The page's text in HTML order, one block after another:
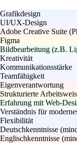
Grafikdesign
UI/UX-Design
Adobe Creative Suite
Figma
Bildbearbeitung (z.B.
Kreativität
Kommunikationsstärke
Teamfähigkeit
Eigenverantwortung
Strukturierte
Erfahrung mit Web-
Verständnis für
Flexibilität
Deutschkenntnisse
Englischkenntnisse